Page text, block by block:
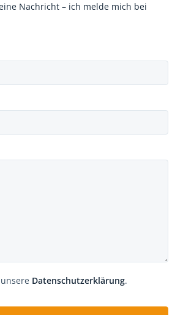
Nachricht – ich melde mich bei
Datenschutzerklärung.